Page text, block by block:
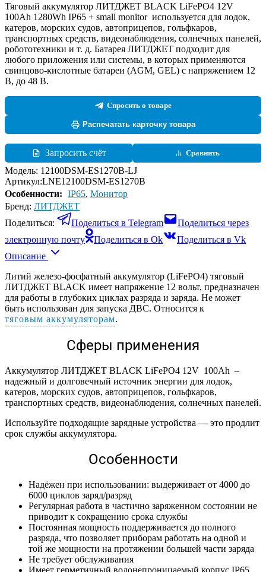
Тяговый аккумулятор ЛИТДЖЕТ BLACK LiFePO4 12V
100Ah 1280Wh IP65 + small monitor используется для лодок,
катеров, морских судов, автоприцепов, гольфкаров,
транспортных средств, видеонаблюдения, солнечных панелей,
робототехники и т. д. Батарея ЛИТДЖЕТ подходит для
любого приложения или системы, в которых применяются
свинцово-кислотные батареи (AGM, GEL) с напряжением 12
В, до 48 В.
Спросить о товаре
Распечатать карточку товара
Запросить счёт Сравнить
Модель: 12100DSM-ES1270B-LJ
Артикул:LNE12100DSM-ES1270B
Особенности: IP65, Монитор
Бренд: ЛИТДЖЕТ
Поделиться:
Поделиться в Telegram
Поделиться через
электронную почту
Поделиться в Ok
Поделиться в Vk
Описание
Литий железо-фосфатный аккумулятор (LiFePO4) тяговый
ЛИТДЖЕТ BLACK имеет напряжение 12 вольт, предназначен
для работы в глубоких циклах разряда и заряда. Не может
быть использован для запуска ДВС. Относится к
тяговым аккумуляторам.
Сферы применения
Аккумулятор ЛИТДЖЕТ BLACK LiFePO4 12V 100Ah –
надежный и долговечный источник энергии для лодок,
катеров, морских судов, автоприцепов, гольфкаров,
транспортных средств, видеонаблюдения, солнечных панелей.
Используйте подходящие зарядные устройства — это продлит
срок службы аккумулятора.
Особенности
Надёжен при использовании: выдерживает от 4000 до
6000 циклов заряд/разряд
Регулярная работа в частично заряженном состоянии не
приводит к сокращению срока службы
Постоянная мощность поддерживается до полного
разряда, что позволяет приборам работать на одной и
той же мощности на протяжении большей части заряда
Не требует обслуживания
Имеет герметичный водонепроницаемый корпус IP65